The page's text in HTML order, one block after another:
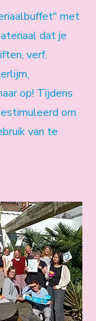
met
dat je
verf,
op! Tijdens
om
van te